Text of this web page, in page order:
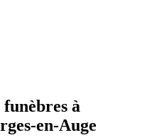
funèbres à
en-Auge